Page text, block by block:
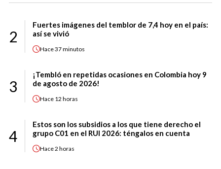
2
Fuertes imágenes del temblor de 7,4 hoy en el país:
así se vivió
Hace37 minutos
3
¡Tembló en repetidas ocasiones en Colombia hoy 9
de agosto de 2026!
Hace 12 horas
4
Estos son los subsidios a los que tiene derecho el
grupo C01 en el RUI 2026: téngalos en cuenta
Hace2 horas